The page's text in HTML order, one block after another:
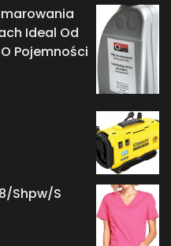
Ideal Od
Pojemności
Shpw/S